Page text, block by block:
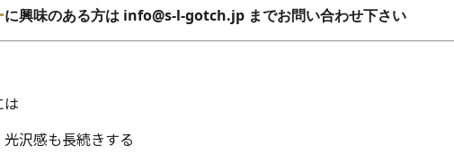
に興味のある方は info@s-l-gotch.jp までお問い合わせ下さい
は
沢感も長続きする